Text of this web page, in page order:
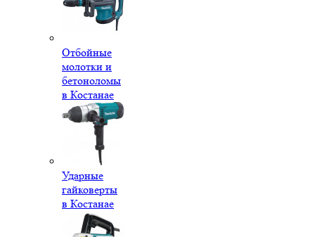
Отбойные
молотки и
бетоноломы
в Костанае
Ударные
гайковерты
в Костанае